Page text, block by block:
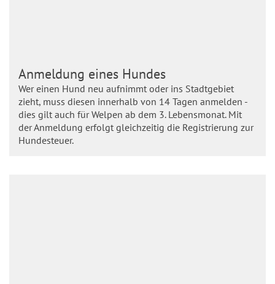
Anmeldung eines Hundes
Wer einen Hund neu aufnimmt oder ins Stadtgebiet
zieht, muss diesen innerhalb von 14 Tagen anmelden -
dies gilt auch für Welpen ab dem 3. Lebensmonat. Mit
der Anmeldung erfolgt gleichzeitig die Registrierung zur
Hundesteuer.